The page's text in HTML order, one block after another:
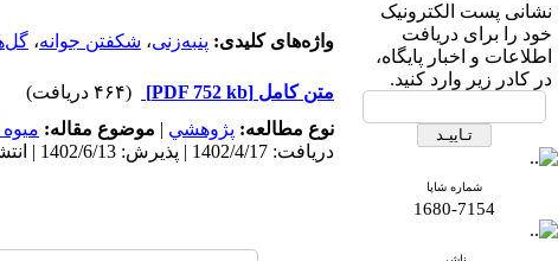
نشانی پست الکترونیک
خود را برای دریافت
اطلاعات و اخبار پایگاه،
در کادر زیر وارد کنید.
شماره شاپا
1680-7154
واژه‌های کلیدی: پنبه‌زنی، شکفتن جوانه،
متن کامل [PDF 752 kb]
(۴۶۴ دریافت)
نوع مطالعه: پژوهشي | موضوع مقاله:
دریافت: 1402/4/17 | پذیرش: 1402/6/13 | انتشار: 1403/12/20